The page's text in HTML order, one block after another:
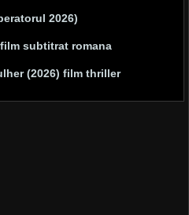
2026)
subtitrat romana
(2026) film thriller